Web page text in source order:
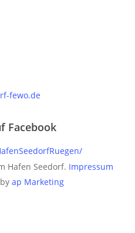
fewo.de
Facebook
Hafen Seedorf. Impressum
ap Marketing